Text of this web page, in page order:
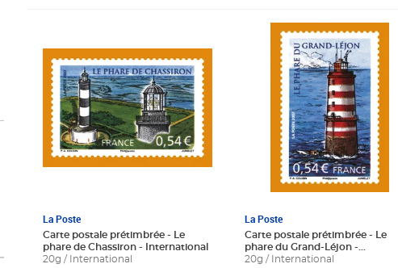
La Poste
Carte postale prétimbrée - Le
phare de Chassiron - International
20g / International
La Poste
Carte postale prétimbrée - Le
phare du Grand-Léjon -
International
20g / International
Prix 2,50€